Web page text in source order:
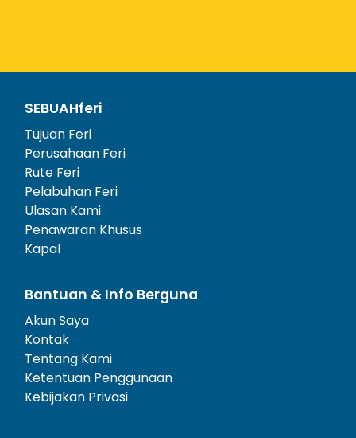
SEBUAHferi
Tujuan Feri
Perusahaan Feri
Rute Feri
Pelabuhan Feri
Ulasan Kami
Penawaran Khusus
Kapal
Bantuan & Info Berguna
Akun Saya
Kontak
Tentang Kami
Ketentuan Penggunaan
Kebijakan Privasi